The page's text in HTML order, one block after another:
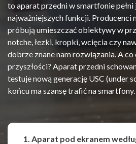
to aparat przedni w smartfonie pełni
najważniejszych funkcji. Producenci
próbują umieszczać obiektywy w
notche, łezki, kropki, wcięcia czy
dobrze znane nam rozwiązania. A co
przyszłości? Aparat przedni
testuje nową generację USC (under
końcu ma szansę trafić na smartfony.
1. Aparat pod ekranem